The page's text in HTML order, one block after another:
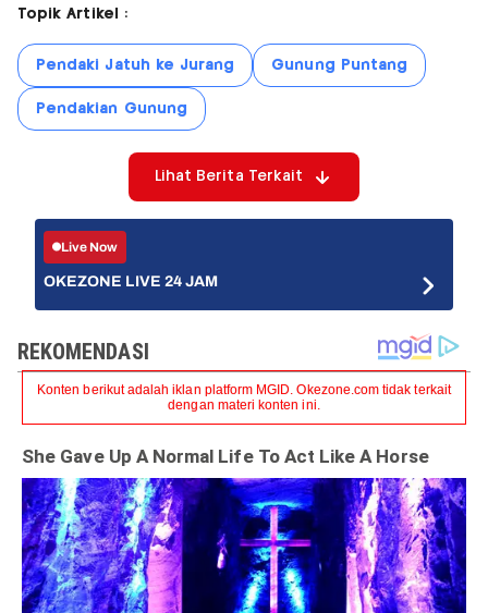
Topik Artikel :
Pendaki Jatuh ke Jurang Gunung Puntang
Pendakian Gunung
Lihat Berita Terkait
Live Now
OKEZONE LIVE 24 JAM